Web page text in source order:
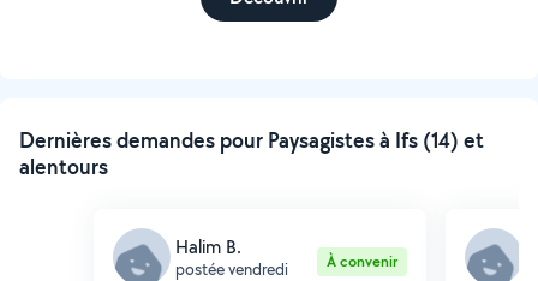
Dernières demandes pour Paysagistes à Ifs (14) et
alentours
Halim B.
postée vendredi À convenir